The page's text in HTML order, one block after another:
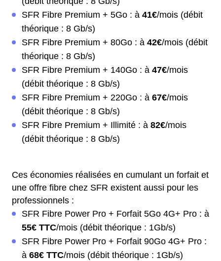
SFR Fibre Premium + 5Go : à 41€/mois (débit
théorique : 8 Gb/s)
SFR Fibre Premium + 80Go : à 42€/mois (débit
théorique : 8 Gb/s)
SFR Fibre Premium + 140Go : à 47€/mois
(débit théorique : 8 Gb/s)
SFR Fibre Premium + 220Go : à 67€/mois
(débit théorique : 8 Gb/s)
SFR Fibre Premium + Illimité : à 82€/mois
(débit théorique : 8 Gb/s)
Ces économies réalisées en cumulant un forfait et
une offre fibre chez SFR existent aussi pour les
professionnels :
SFR Fibre Power Pro + Forfait 5Go 4G+ Pro : à
55€ TTC/mois (débit théorique : 1Gb/s)
SFR Fibre Power Pro + Forfait 90Go 4G+ Pro :
à 68€ TTC/mois (débit théorique : 1Gb/s)